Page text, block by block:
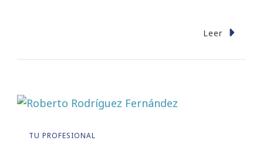
Leer
TU PROFESIONAL